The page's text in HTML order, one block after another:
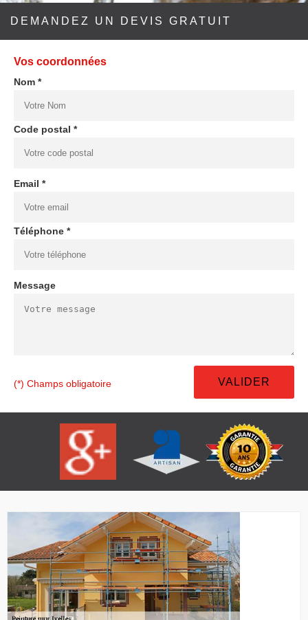
DEMANDEZ UN DEVIS GRATUIT
Vos coordonnées
Nom *
Code postal *
Email *
Téléphone *
Message
(*) Champs obligatoire